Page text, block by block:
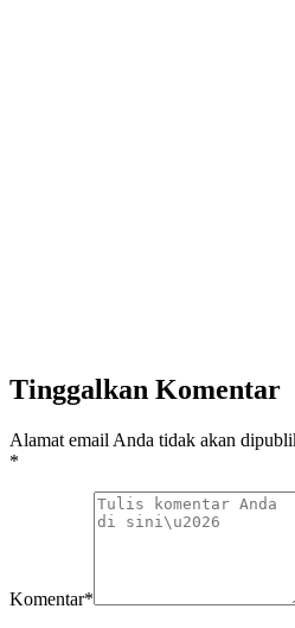
Tinggalkan Komentar
Alamat email Anda tidak akan
*
Komentar*